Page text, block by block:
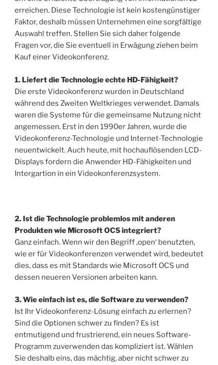
erreichen. Diese Technologie ist kein kostengünstiger
Faktor, deshalb müssen Unternehmen eine sorgfältige
Auswahl treffen. Stellen Sie sich daher folgende
Fragen vor, die Sie eventuell in Erwägung ziehen beim
Kauf einer Videokonferenz.
1. Liefert die Technologie echte HD-Fähigkeit?
Die erste Videokonferenz wurden in Deutschland
während des Zweiten Weltkrieges verwendet. Damals
waren die Systeme für die gemeinsame Nutzung nicht
angemessen. Erst in den 1990er Jahren, wurde die
Videokonferenz-Technologie und Internet-Technologie
neuentwickelt. Auch heute, mit hochauflösenden LCD-
Displays fordern die Anwender HD-Fähigkeiten und
Intergartion in ein Videokonferenzsystem.
2. Ist die Technologie problemlos mit anderen
Produkten wie Microsoft OCS integriert?
Ganz einfach. Wenn wir den Begriff ‚open‘ benutzten,
wie er für Videokonferenzen verwendet wird, bedeutet
dies, dass es mit Standards wie Microsoft OCS und
dessen neueren Versionen arbeiten kann.
3. Wie einfach ist es, die Software zu verwenden?
Ist Ihr Videokonferenz-Lösung einfach zu erlernen?
Sind die Optionen schwer zu finden? Es ist
entmutigend und frustrierend, ein neues Software-
Programm zuverwenden das kompliziert ist. Wählen
Sie deshalb eins, das mächtig, aber nicht schwer zu